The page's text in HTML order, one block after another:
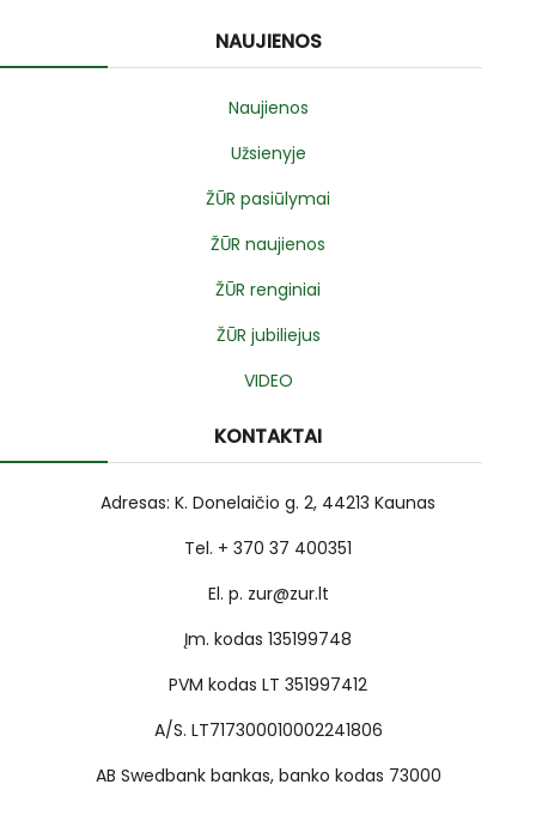
NAUJIENOS
Naujienos
Užsienyje
ŽŪR pasiūlymai
ŽŪR naujienos
ŽŪR renginiai
ŽŪR jubiliejus
VIDEO
KONTAKTAI
Adresas: K. Donelaičio g. 2, 44213 Kaunas
Tel. + 370 37 400351
El. p. zur@zur.lt
Įm. kodas 135199748
PVM kodas LT 351997412
A/S. LT717300010002241806
AB Swedbank bankas, banko kodas 73000